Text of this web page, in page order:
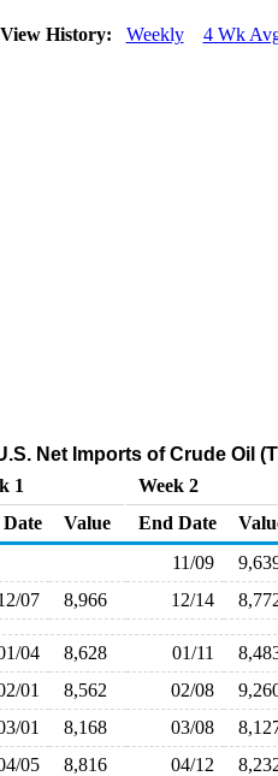
View History: Weekly 4 Wk
Net Imports of Crude Oil
1
Week 2
Value End Date
11/09
07 8,966 12/14
04 8,628 01/11
01 8,562 02/08
01 8,168 03/08
05 8,816 04/12